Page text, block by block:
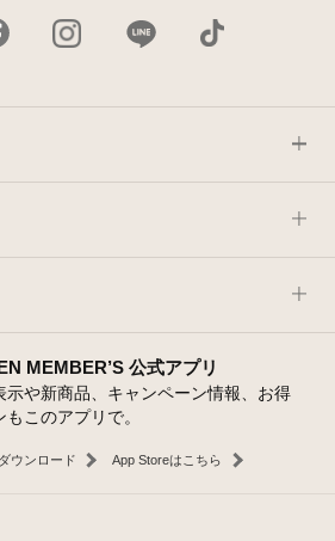
MEMBER’S 公式アプリ
示や新商品、キャンペーン情報、お得
もこのアプリで。
ウンロード App Storeはこちら